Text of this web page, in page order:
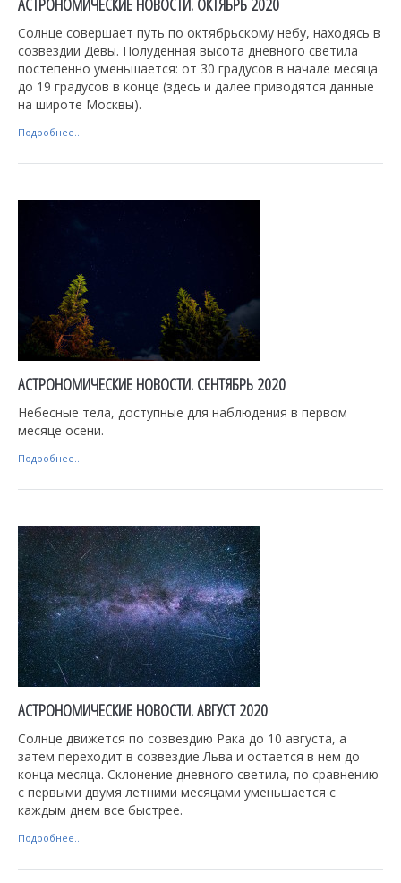
Солнце совершает путь по октябрьскому небу, находясь в
созвездии Девы. Полуденная высота дневного светила
постепенно уменьшается: от 30 градусов в начале месяца
до 19 градусов в конце (здесь и далее приводятся данные
на широте Москвы).
Подробнее...
АСТРОНОМИЧЕСКИЕ НОВОСТИ. СЕНТЯБРЬ 2020
Небесные тела, доступные для наблюдения в первом
месяце осени.
Подробнее...
АСТРОНОМИЧЕСКИЕ НОВОСТИ. АВГУСТ 2020
Солнце движется по созвездию Рака до 10 августа, а
затем переходит в созвездие Льва и остается в нем до
конца месяца. Склонение дневного светила, по сравнению
с первыми двумя летними месяцами уменьшается с
каждым днем все быстрее.
Подробнее...